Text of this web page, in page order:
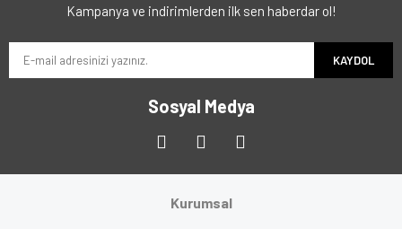
Kampanya ve indirimlerden ilk sen haberdar ol!
KAYDOL
Sosyal Medya
Kurumsal